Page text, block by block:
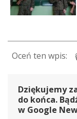
Dziękujemy
do końca.
w Google